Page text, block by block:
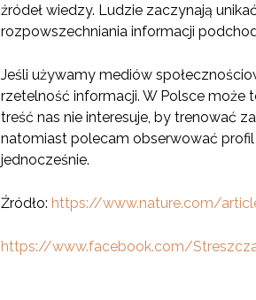
źródeł wiedzy. Ludzie zaczynają
rozpowszechniania informacji
Jeśli używamy mediów
rzetelność informacji. W Polsce może
treść nas nie interesuje, by trenować
natomiast polecam obserwować profil
jednocześnie.
Źródło: https://www.nature.com/
https://www.facebook.com/